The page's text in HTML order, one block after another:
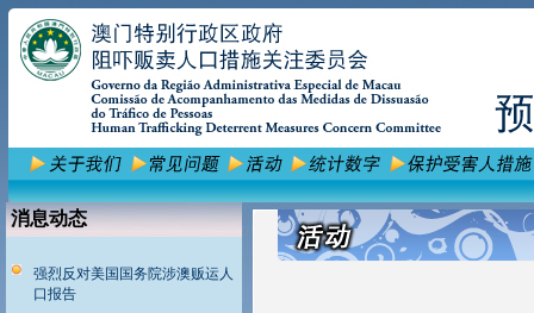
消息动态
强烈反对美国国务院涉澳贩运人
口报告